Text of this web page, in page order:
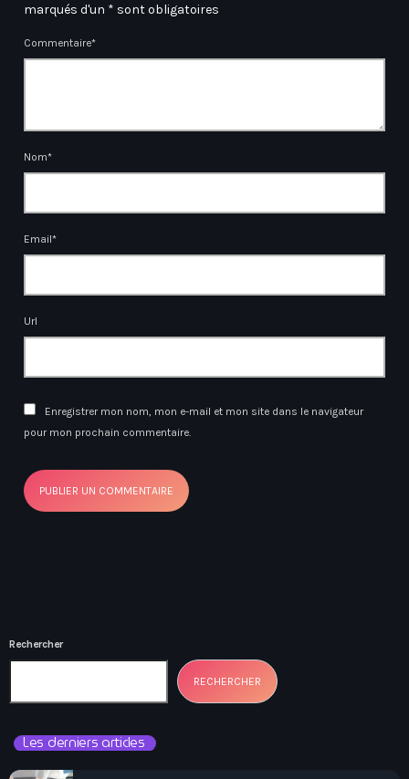
marqués d'un * sont obligatoires
Commentaire*
Nom*
Email*
Url
Enregistrer mon nom, mon e-mail et mon site dans le navigateur
pour mon prochain commentaire.
Rechercher
RECHERCHER
Les derniers articles